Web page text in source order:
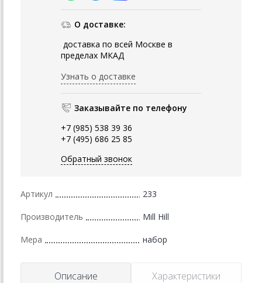
О доставке:
доставка по всей Москве в
пределах МКАД
Узнать о доставке
Заказывайте по телефону
+7 (985) 538 39 36
+7 (495) 686 25 85
Обратный звонок
Артикул 233
Производитель Mill Hill
Мера набор
Описание Характеристики